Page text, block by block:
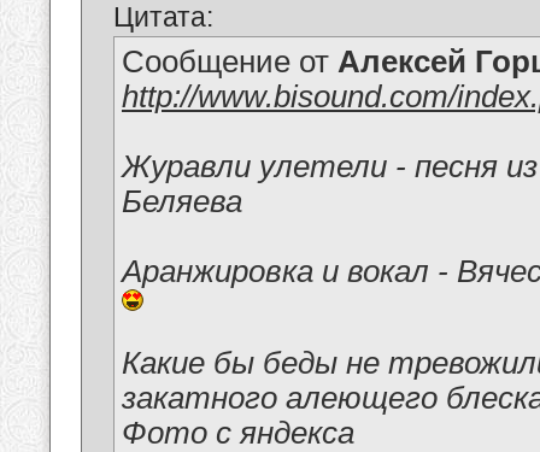
Цитата:
Сообщение от Алексей
http://www.bisound.com/
Журавли улетели - песня
Беляева
Аранжировка и вокал -
Какие бы беды не
закатного алеющего
Фото с яндекса